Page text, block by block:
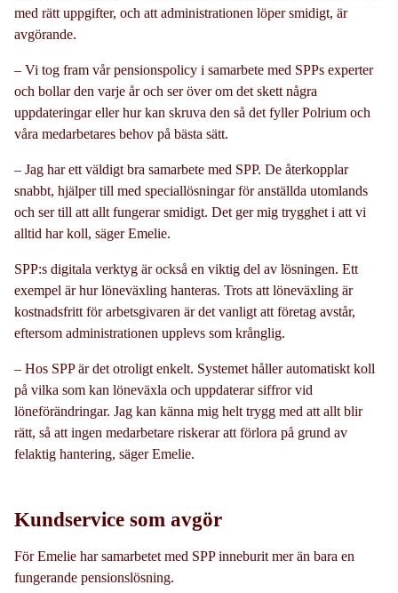
med rätt uppgifter, och att administrationen löper smidigt, är
avgörande.
– Vi tog fram vår pensionspolicy i samarbete med SPPs experter
och bollar den varje år och ser över om det skett några
uppdateringar eller hur kan skruva den så det fyller Polrium och
våra medarbetares behov på bästa sätt.
– Jag har ett väldigt bra samarbete med SPP. De återkopplar
snabbt, hjälper till med speciallösningar för anställda utomlands
och ser till att allt fungerar smidigt. Det ger mig trygghet i att vi
alltid har koll, säger Emelie.
SPP:s digitala verktyg är också en viktig del av lösningen. Ett
exempel är hur löneväxling hanteras. Trots att löneväxling är
kostnadsfritt för arbetsgivaren är det vanligt att företag avstår,
eftersom administrationen upplevs som krånglig.
– Hos SPP är det otroligt enkelt. Systemet håller automatiskt koll
på vilka som kan löneväxla och uppdaterar siffror vid
löneförändringar. Jag kan känna mig helt trygg med att allt blir
rätt, så att ingen medarbetare riskerar att förlora på grund av
felaktig hantering, säger Emelie.
Kundservice som avgör
För Emelie har samarbetet med SPP inneburit mer än bara en
fungerande pensionslösning.